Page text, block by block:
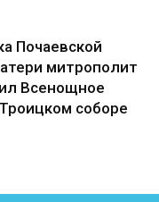
Почаевской
митрополит
Всенощное
соборе